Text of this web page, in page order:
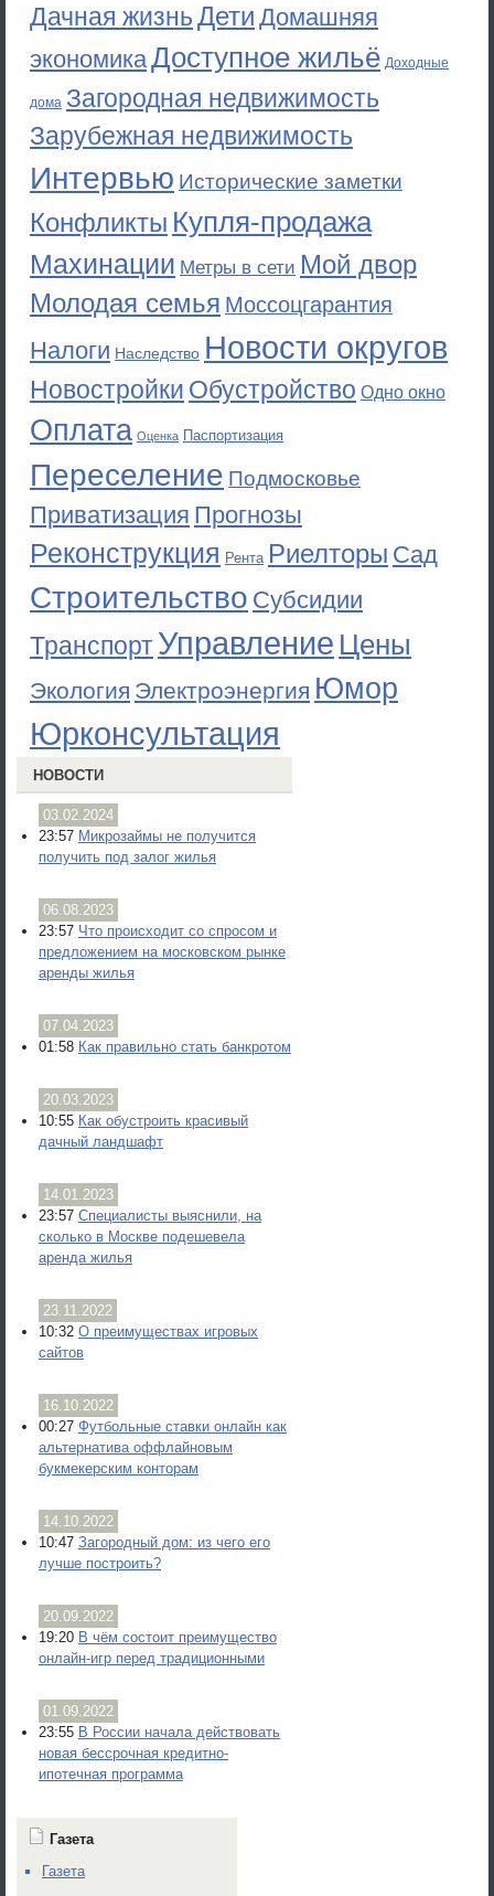
Дачная жизньДети Домашняя
экономикаДоступное жильё Доходные
дома Загородная недвижимость
Зарубежная недвижимость
Интервью Исторические заметки
Конфликты Купля-продажа
Махинации Метры в сети Мой двор
Молодая семья Моссоцгарантия
Налоги Наследство Новости округов
Новостройки Обустройство Одно окно
Оплата Оценка Паспортизация
Переселение Подмосковье
Приватизация Прогнозы
Реконструкция Рента Риелторы Сад
Строительство Субсидии
ТранспортУправление Цены
Экология Электроэнергия Юмор
Юрконсультация
НОВОСТИ
03.02.2024
23:57 Микрозаймы не получится
получить под залог жилья
06.08.2023
23:57 Что происходит со спросом и
предложением на московском рынке
аренды жилья
07.04.2023
01:58 Как правильно стать банкротом
20.03.2023
10:55 Как обустроить красивый
дачный ландшафт
14.01.2023
23:57 Специалисты выяснили, на
сколько в Москве подешевела
аренда жилья
23.11.2022
10:32 О преимуществах игровых
сайтов
16.10.2022
00:27 Футбольные ставки онлайн как
альтернатива оффлайновым
букмекерским конторам
14.10.2022
10:47 Загородный дом: из чего его
лучше построить?
20.09.2022
19:20 В чём состоит преимущество
онлайн-игр перед традиционными
01.09.2022
23:55 В России начала действовать
новая бессрочная кредитно-
ипотечная программа
Газета
Газета